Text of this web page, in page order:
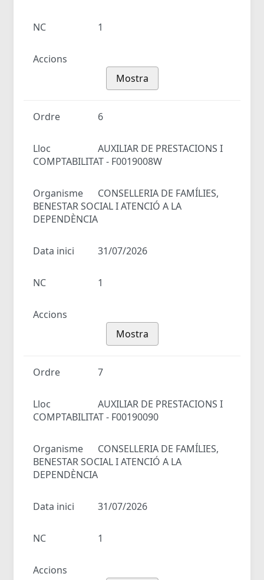
NC 1
Accions
Mostra
Ordre 6
Lloc
AUXILIAR DE PRESTACIONS I
COMPTABILITAT - F0019008W
Organisme
CONSELLERIA DE FAMÍLIES,
BENESTAR SOCIAL I ATENCIÓ A LA
DEPENDÈNCIA
Data inici 31/07/2026
NC 1
Accions
Mostra
Ordre 7
Lloc
AUXILIAR DE PRESTACIONS I
COMPTABILITAT - F00190090
Organisme
CONSELLERIA DE FAMÍLIES,
BENESTAR SOCIAL I ATENCIÓ A LA
DEPENDÈNCIA
Data inici 31/07/2026
NC 1
Accions